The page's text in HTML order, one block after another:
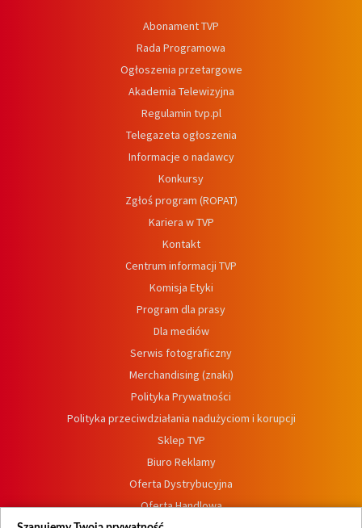
Abonament TVP
Rada Programowa
Ogłoszenia przetargowe
Akademia Telewizyjna
Regulamin tvp.pl
Telegazeta ogłoszenia
Informacje o nadawcy
Konkursy
Zgłoś program (ROPAT)
Kariera w TVP
Kontakt
Centrum informacji TVP
Komisja Etyki
Program dla prasy
Dla mediów
Serwis fotograficzny
Merchandising (znaki)
Polityka Prywatności
Polityka przeciwdziałania nadużyciom i korupcji
Sklep TVP
Biuro Reklamy
Oferta Dystrybucyjna
Oferta Handlowa